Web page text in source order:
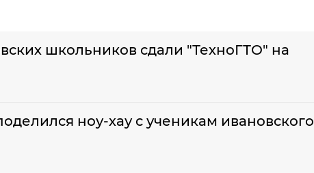
школьников сдали "ТехноГТО" на
ноу-хау с ученикам ивановского